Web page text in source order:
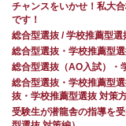
チャンスをいかせ！私大
です！
総合型選抜 / 学校推薦型
総合型選抜・学校推薦型
総合型選抜（AO入試）・
総合型選抜・学校推薦型
抜・学校推薦型選抜 対策
受験生が潜龍舎の指導を